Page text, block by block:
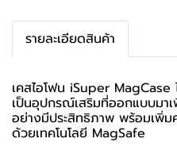
รายละเอียดสินค้า
เคสไอโฟน iSuper MagCase
เป็นอุปกรณ์เสริมที่ออกแบบม
อย่างมีประสิทธิภาพ พร้อมเพิ่ม
ด้วยเทคโนโลยี MagSafe